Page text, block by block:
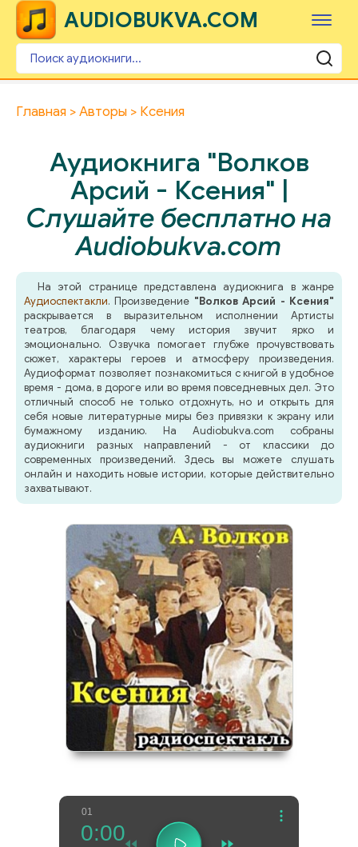
AUDIOBUKVA.COM
Главная Авторы Ксения
Аудиокнига "Волков
Арсий - Ксения" |
Слушайте бесплатно на
Audiobukva.com
На этой странице представлена аудиокнига в жанре
Аудиоспектакли. Произведение "Волков Арсий - Ксения"
раскрывается в выразительном исполнении Артисты
театров, благодаря чему история звучит ярко и
эмоционально. Озвучка помогает глубже прочувствовать
сюжет, характеры героев и атмосферу произведения.
Аудиоформат позволяет познакомиться с книгой в удобное
время - дома, в дороге или во время повседневных дел. Это
отличный способ не только отдохнуть, но и открыть для
себя новые литературные миры без привязки к экрану или
бумажному изданию. На Audiobukva.com собраны
аудиокниги разных направлений - от классики до
современных произведений. Здесь вы можете слушать
онлайн и находить новые истории, которые действительно
захватывают.
01
0:00